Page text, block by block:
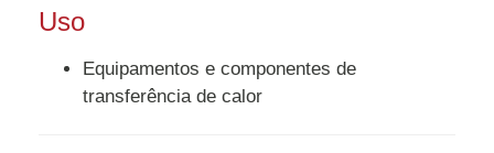
Uso
Equipamentos e componentes de
transferência de calor